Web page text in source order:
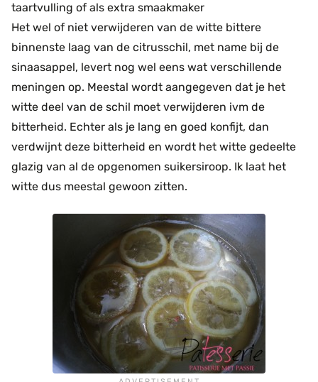
taartvulling of als extra smaakmaker
Het wel of niet verwijderen van de witte bittere
binnenste laag van de citrusschil, met name bij de
sinaasappel, levert nog wel eens wat verschillende
meningen op. Meestal wordt aangegeven dat je het
witte deel van de schil moet verwijderen ivm de
bitterheid. Echter als je lang en goed konfijt, dan
verdwijnt deze bitterheid en wordt het witte gedeelte
glazig van al de opgenomen suikersiroop. Ik laat het
witte dus meestal gewoon zitten.